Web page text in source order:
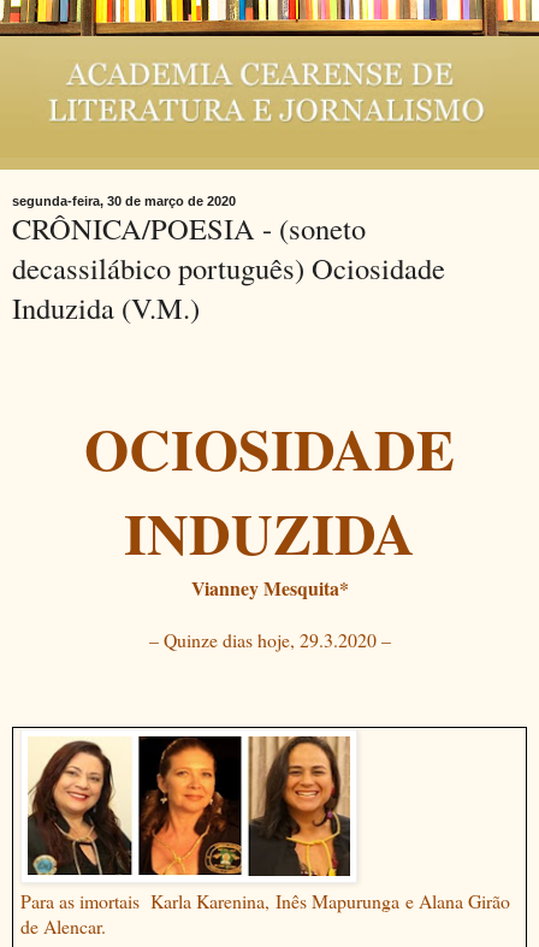
segunda-feira, 30 de março de 2020
CRÔNICA/POESIA - (soneto
decassilábico português) Ociosidade
Induzida (V.M.)
OCIOSIDADE
INDUZIDA
Vianney Mesquita*
– Quinze dias hoje, 29.3.2020 –
Para as imortais Karla Karenina, Inês Mapurungae Alana Girão
de Alencar.